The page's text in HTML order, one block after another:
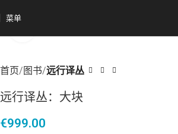
菜单
首页 图书 远行译丛
远行译丛：大块
€999.00